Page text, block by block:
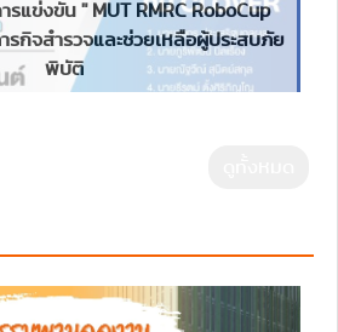
รแข่งขัน " MUT RMRC RoboCup
กิจสำรวจและช่วยเหลือผู้ประสบภัย
พิบัติ